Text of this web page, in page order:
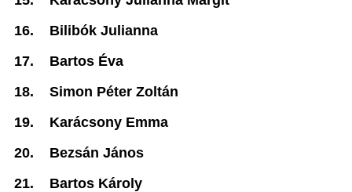
16.
Bilibók Julianna
17.
Bartos Éva
18.
Simon Péter Zoltán
19.
Karácsony Emma
20.
Bezsán János
21.
Bartos Károly